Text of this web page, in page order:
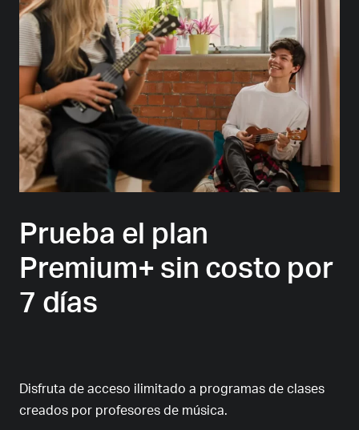
Prueba el plan
Premium+ sin costo por
7 días
Disfruta de acceso ilimitado a programas de clases
creados por profesores de música.